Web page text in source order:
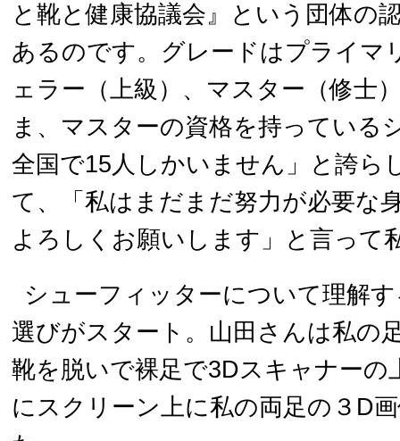
と靴と健康協議会』という団体の
あるのです。グレードはプライマ
ェラー（上級）、マスター（修士
ま、マスターの資格を持っている
全国で15人しかいません」と誇ら
て、「私はまだまだ努力が必要な
よろしくお願いします」と言って
シューフィッターについて理解
選びがスタート。山田さんは私の
靴を脱いで裸足で3Dスキャナーの
にスクリーン上に私の両足の３D